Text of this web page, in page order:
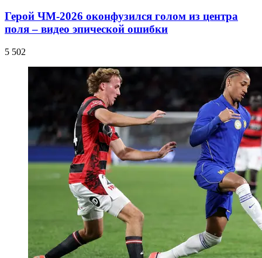
Герой ЧМ-2026 оконфузился голом из центра
поля – видео эпической ошибки
5 502